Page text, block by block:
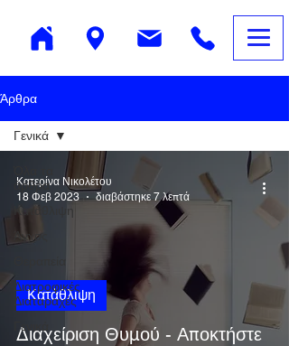
Άρθρα
άρθρα
Κατάθλιψη
Άγχος
Διατροφικές
Διαταραχές
Γενικά
Γενικά
Διαχείριση Θυμού - Αποκτήστε
Κατάθλιψη
Κατερίνα Νικολέτου
18 Φεβ 2023
διαβάστηκε 7 λεπτά